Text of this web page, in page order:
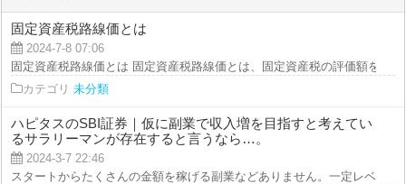
固定資産税路線価とは
2024-7-8 07:06
固定資産税路線価とは 固定資産税路線価とは、固定資産税の評価額を算
カテゴリ 未分類
ハピタスのSBI証券｜仮に副業で収入増を目指すと考えてい
るサラリーマンが存在すると言うなら…。
2024-3-7 22:46
スタートからたくさんの金額を稼げる副業などありません。一定レベルで